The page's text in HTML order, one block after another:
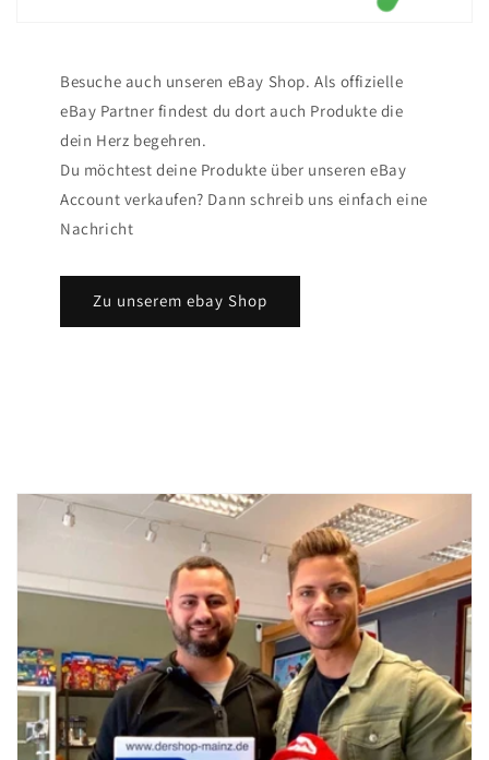
Besuche auch unseren eBay Shop. Als offizielle
eBay Partner findest du dort auch Produkte die
dein Herz begehren.
Du möchtest deine Produkte über unseren eBay
Account verkaufen? Dann schreib uns einfach eine
Nachricht
Zu unserem ebay Shop